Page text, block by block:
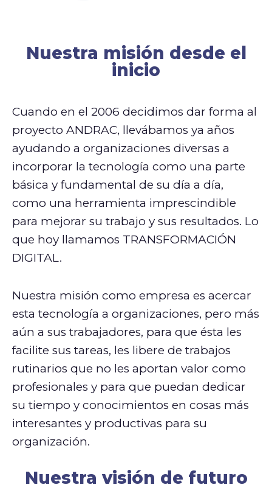
Nuestra misión desde el
inicio
Cuando en el 2006 decidimos dar forma al
proyecto ANDRAC, llevábamos ya años
ayudando a organizaciones diversas a
incorporar la tecnología como una parte
básica y fundamental de su día a día,
como una herramienta imprescindible
para mejorar su trabajo y sus resultados. Lo
que hoy llamamos TRANSFORMACIÓN
DIGITAL.
Nuestra misión como empresa es acercar
esta tecnología a organizaciones, pero más
aún a sus trabajadores, para que ésta les
facilite sus tareas, les libere de trabajos
rutinarios que no les aportan valor como
profesionales y para que puedan dedicar
su tiempo y conocimientos en cosas más
interesantes y productivas para su
organización.
Nuestra visión de futuro